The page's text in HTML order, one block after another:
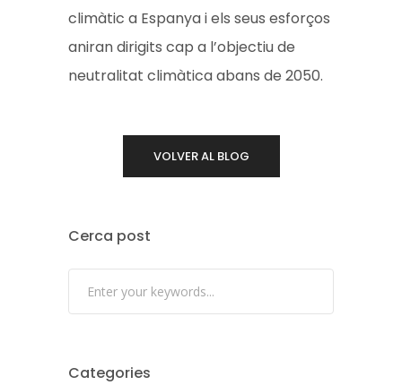
climàtic a Espanya i els seus esforços
aniran dirigits cap a l’objectiu de
neutralitat climàtica abans de 2050.
VOLVER AL BLOG
Cerca post
Categories